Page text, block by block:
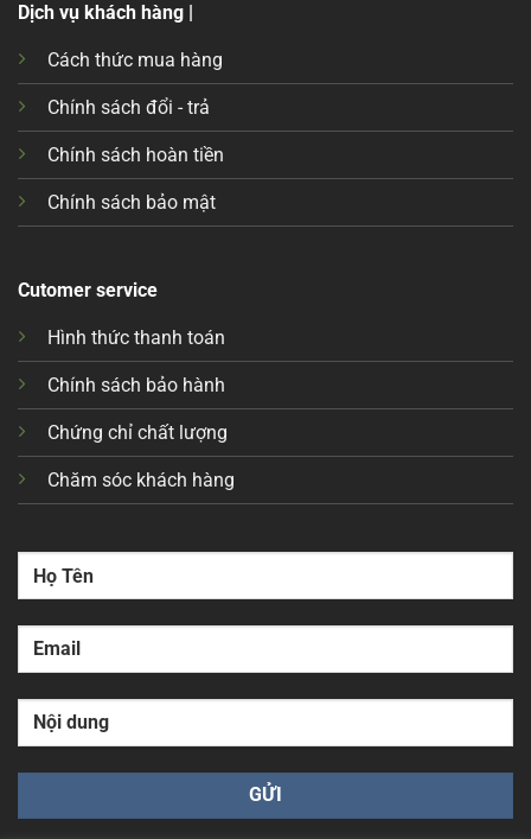
Dịch vụ khách hàng |
Cách thức mua hàng
Chính sách đổi - trả
Chính sách hoàn tiền
Chính sách bảo mật
Cutomer service
Hình thức thanh toán
Chính sách bảo hành
Chứng chỉ chất lượng
Chăm sóc khách hàng